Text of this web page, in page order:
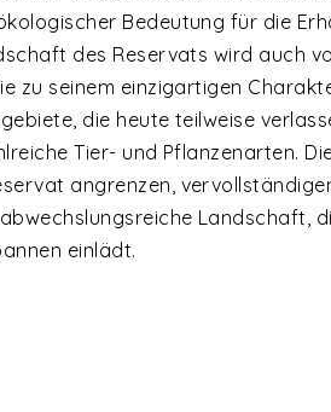
Bedeutung für die
des Reservats wird auch
zu seinem einzigartigen
die heute teilweise
Tier- und Pflanzenarten.
angrenzen,
Landschaft,
einlädt.